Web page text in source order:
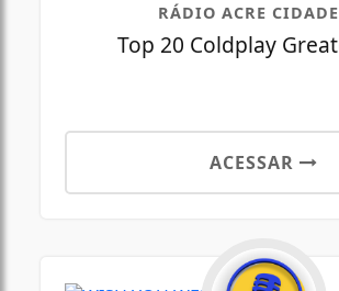
RÁDIO ACRE
Top 20 Coldplay
ACESSAR